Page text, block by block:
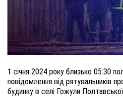
1 січня 2024 року близько 05:30
повідомлення від рятувальників
будинку в селі Гожули